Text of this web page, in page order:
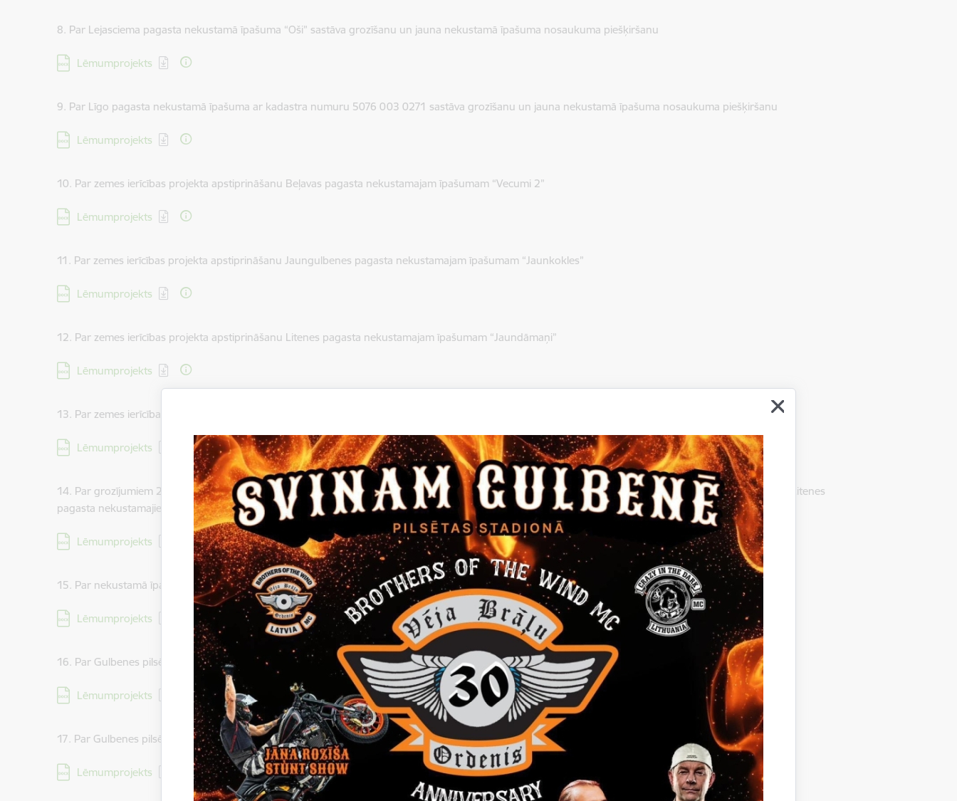
8. Par Lejasciema pagasta nekustamā īpašuma “Oši” sastāva grozīšanu un jauna nekustamā īpašuma nosaukuma piešķiršanu
Lejupielādēt:
Lēmumprojekts
9. Par Līgo pagasta nekustamā īpašuma ar kadastra numuru 5076 003 0271 sastāva grozīšanu un jauna nekustamā īpašuma nosaukuma piešķiršanu
Lejupielādēt:
Lēmumprojekts
10. Par zemes ierīcības projekta apstiprināšanu Beļavas pagasta nekustamajam īpašumam “Vecumi 2”
Lejupielādēt:
Lēmumprojekts
11. Par zemes ierīcības projekta apstiprināšanu Jaungulbenes pagasta nekustamajam īpašumam “Jaunkokles”
Lejupielādēt:
Lēmumprojekts
12. Par zemes ierīcības projekta apstiprināšanu Litenes pagasta nekustamajam īpašumam “Jaundāmaņi”
Lejupielādēt:
Lēmumprojekts
13. Par zemes ierīcības projekta apstiprināšanu Stradu pagasta nekustamajam īpašumam “Griezītes”
Lejupielādēt:
Lēmumprojekts
14. Par grozījumiem 2025.gada 24.aprīļa Gulbenes novada pašvaldības domes lēmumā Nr. GND/2025/269 “Par zemes ierīcības projekta apstiprināšanu Litenes
pagasta nekustamajiem īpašumiem “Ziedulejas” un “Klāni”” (protokols Nr.10; 16.p.)
Lejupielādēt:
Lēmumprojekts
15. Par nekustamā īpašuma Jasmīnu iela 10A, Gulbenē, Gulbenes novadā, atsavināšanu
Lejupielādēt:
Lēmumprojekts
16. Par Gulbenes pilsētas dzīvokļa īpašuma Pils iela 6-2 atsavināšanu
Lejupielādēt:
Lēmumprojekts
17. Par Gulbenes pilsētas dzīvokļa īpašuma Pils iela 6-8 atsavināšanu
Lejupielādēt:
Lēmumprojekts